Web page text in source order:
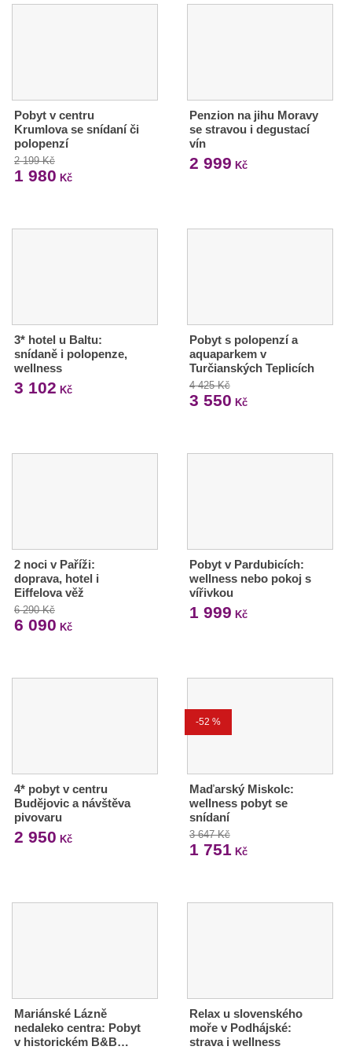
Pobyt v centru
Krumlova se snídaní či
polopenzí
2 199 Kč
1 980 Kč
Penzion na jihu Moravy
se stravou i degustací
vín
2 999 Kč
3* hotel u Baltu:
snídaně i polopenze,
wellness
3 102 Kč
Pobyt s polopenzí a
aquaparkem v
Turčianských Teplicích
4 425 Kč
3 550 Kč
2 noci v Paříži:
doprava, hotel i
Eiffelova věž
6 290 Kč
6 090 Kč
Pobyt v Pardubicích:
wellness nebo pokoj s
vířivkou
1 999 Kč
4* pobyt v centru
Budějovic a návštěva
pivovaru
2 950 Kč
-52 %
Maďarský Miskolc:
wellness pobyt se
snídaní
3 647 Kč
1 751 Kč
Mariánské Lázně
nedaleko centra: Pobyt
v historickém B&B…
Relax u slovenského
moře v Podhájské:
strava i wellness